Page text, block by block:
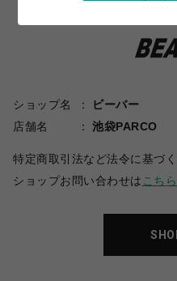
ショップ名
ビーバー
店舗名
池袋PARCO
特定商取引法など法令に基づ
ショップお問い合わせは こちら